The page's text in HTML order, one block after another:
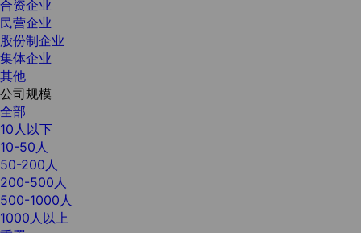
合资企业
民营企业
股份制企业
集体企业
其他
公司规模
全部
10人以下
10-50人
50-200人
200-500人
500-1000人
1000人以上